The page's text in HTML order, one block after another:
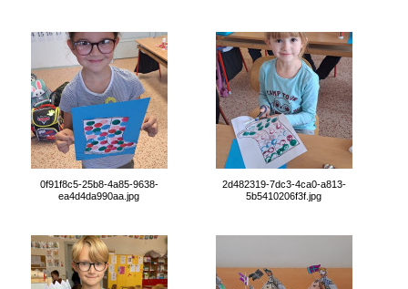
0f91f8c5-25b8-4a85-9638-
ea4d4da990aa.jpg
2d482319-7dc3-4ca0-a813-
5b5410206f3f.jpg